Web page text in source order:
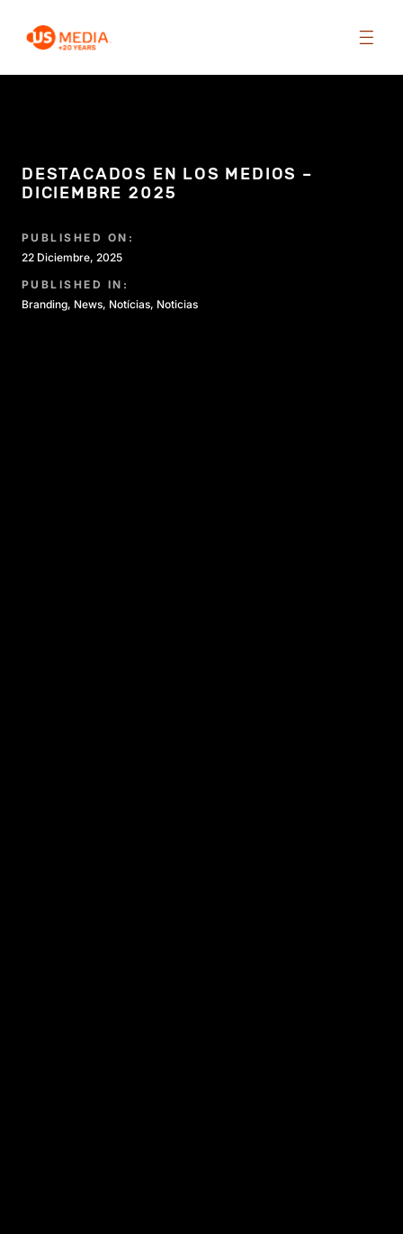
DESTACADOS EN LOS MEDIOS –
DICIEMBRE 2025
PUBLISHED ON:
22 Diciembre, 2025
PUBLISHED IN:
Branding, News, Notícias, Noticias